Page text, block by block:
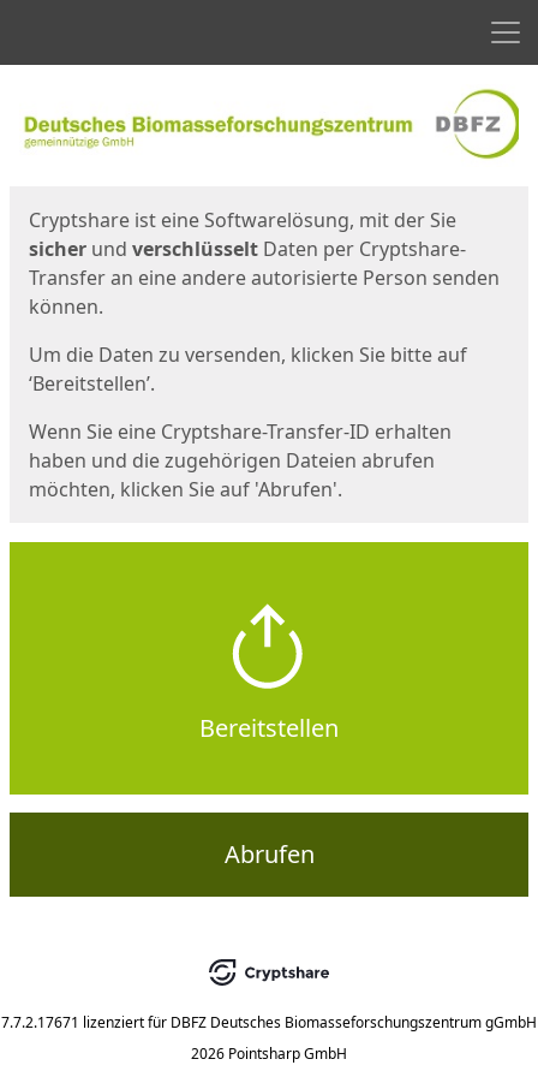
Cryptshare ist eine Softwarelösung, mit der Sie
sicher und verschlüsselt Daten per Cryptshare-
Transfer an eine andere autorisierte Person senden
können.
Um die Daten zu versenden, klicken Sie bitte auf
‘Bereitstellen’.
Wenn Sie eine Cryptshare-Transfer-ID erhalten
haben und die zugehörigen Dateien abrufen
möchten, klicken Sie auf 'Abrufen'.
Bereitstellen
Abrufen
7.7.2.17671 lizenziert für DBFZ Deutsches Biomasseforschungszentrum gGmbH
2026 Pointsharp GmbH